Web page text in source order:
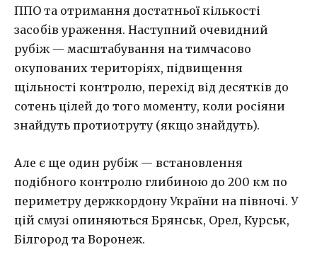
ППО та отримання достатньої кількості
засобів ураження. Наступний очевидний
рубіж — масштабування на тимчасово
окупованих територіях, підвищення
щільності контролю, перехід від десятків до
сотень цілей до того моменту, коли росіяни
знайдуть протиотруту (якщо знайдуть).
Але є ще один рубіж — встановлення
подібного контролю глибиною до 200 км по
периметру держкордону України на півночі. У
цій смузі опиняються Брянськ, Орел, Курськ,
Білгород та Воронеж.